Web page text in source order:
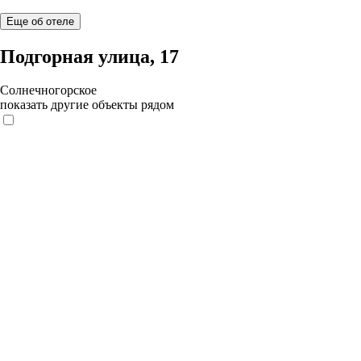
Еще об отеле
Подгорная улица, 17
Солнечногорское
показать другие объекты рядом